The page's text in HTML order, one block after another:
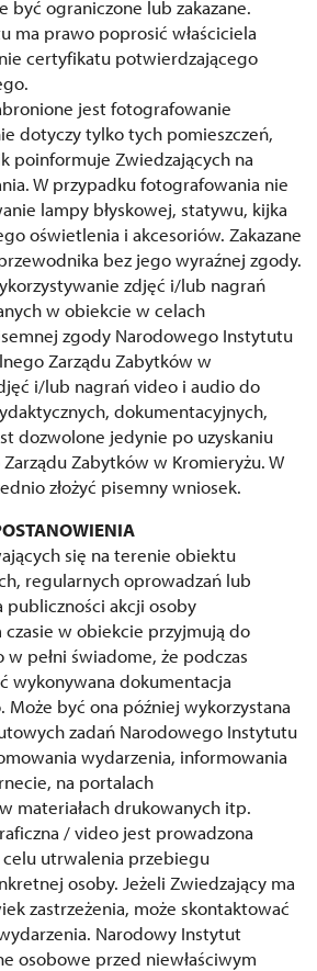
być ograniczone lub zakazane.
ma prawo poprosić właściciela
certyfikatu potwierdzającego
jest fotografowanie
dotyczy tylko tych pomieszczeń,
poinformuje Zwiedzających na
W przypadku fotografowania nie
lampy błyskowej, statywu, kijka
oświetlenia i akcesoriów. Zakazane
bez jego wyraźnej zgody.
zdjęć i/lub nagrań
w obiekcie w celach
zgody Narodowego Instytutu
Zarządu Zabytków w
i/lub nagrań video i audio do
dokumentacyjnych,
dozwolone jedynie po uzyskaniu
Zabytków w Kromieryżu. W
złożyć pisemny wniosek.
się na terenie obiektu
regularnych oprowadzań lub
akcji osoby
w obiekcie przyjmują do
pełni świadome, że podczas
wykonywana dokumentacja
być ona później wykorzystana
zadań Narodowego Instytutu
wydarzenia, informowania
na portalach
materiałach drukowanych itp.
/ video jest prowadzona
utrwalenia przebiegu
osoby. Jeżeli Zwiedzający ma
zastrzeżenia, może skontaktować
Narodowy Instytut
osobowe przed niewłaściwym